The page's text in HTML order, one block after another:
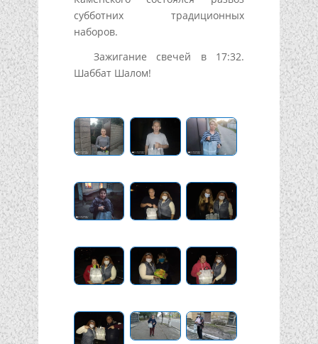
субботних традиционных
наборов.
Зажигание свечей в 17:32.
Шаббат Шалом!